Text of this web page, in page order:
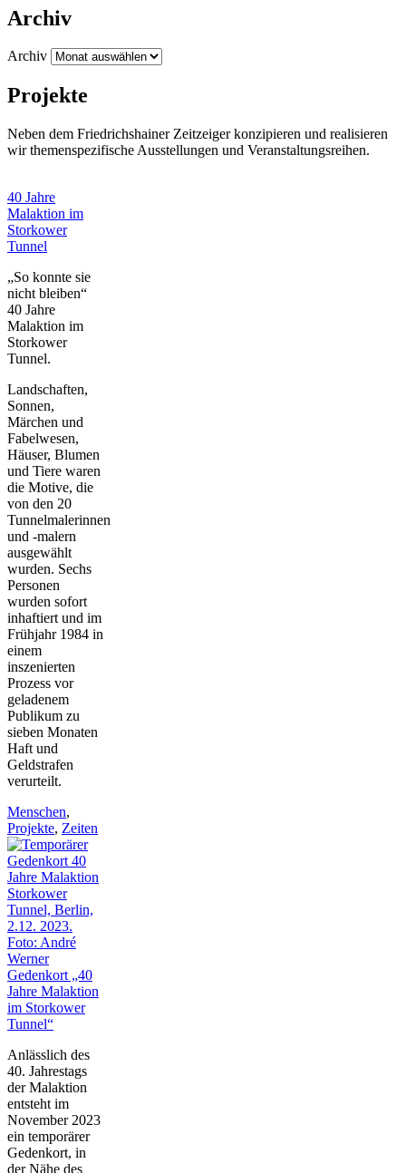
Archiv
Archiv
Projekte
Neben dem Friedrichshainer Zeitzeiger konzipieren und realisieren
wir themenspezifische Ausstellungen und Veranstaltungsreihen.
40 Jahre
Malaktion im
Storkower
Tunnel
„So konnte sie
nicht bleiben“
40 Jahre
Malaktion im
Storkower
Tunnel.
Landschaften,
Sonnen,
Märchen und
Fabelwesen,
Häuser, Blumen
und Tiere waren
die Motive, die
von den 20
Tunnelmalerinnen
und -malern
ausgewählt
wurden. Sechs
Personen
wurden sofort
inhaftiert und im
Frühjahr 1984 in
einem
inszenierten
Prozess vor
geladenem
Publikum zu
sieben Monaten
Haft und
Geldstrafen
verurteilt.
Menschen,
Projekte, Zeiten
Gedenkort „40
Jahre Malaktion
im Storkower
Tunnel“
Anlässlich des
40. Jahrestags
der Malaktion
entsteht im
November 2023
ein temporärer
Gedenkort, in
der Nähe des